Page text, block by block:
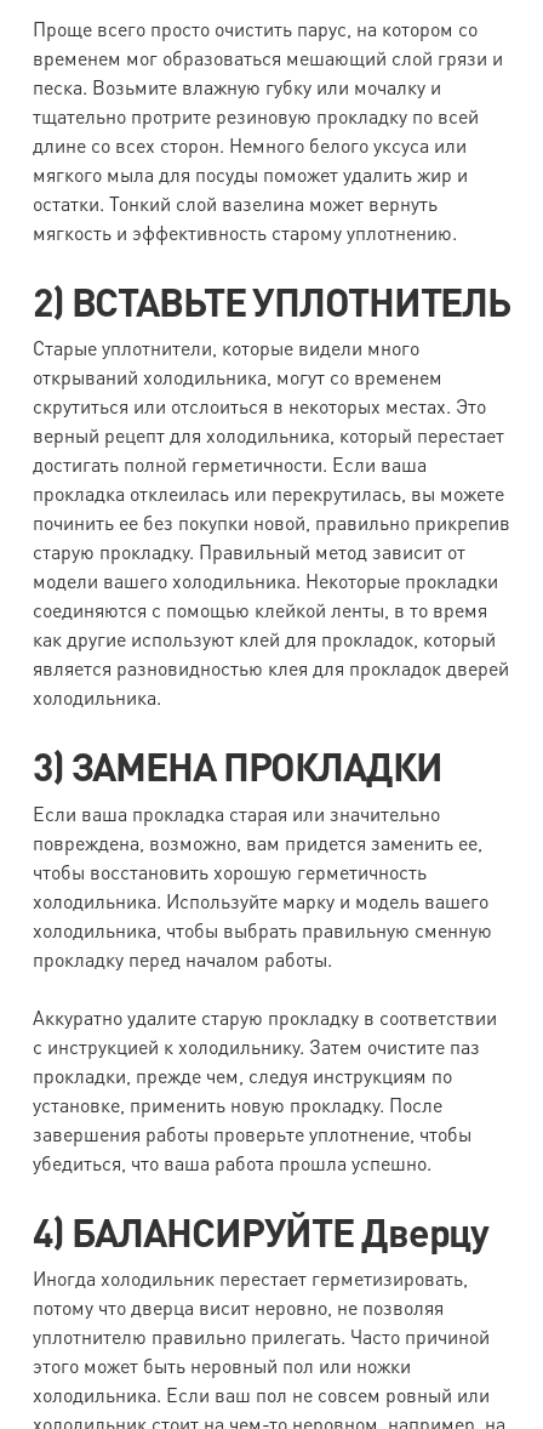
Проще всего просто очистить парус, на котором со
временем мог образоваться мешающий слой грязи и
песка. Возьмите влажную губку или мочалку и
тщательно протрите резиновую прокладку по всей
длине со всех сторон. Немного белого уксуса или
мягкого мыла для посуды поможет удалить жир и
остатки. Тонкий слой вазелина может вернуть
мягкость и эффективность старому уплотнению.
2) ВСТАВЬТЕ УПЛОТНИТЕЛЬ
Старые уплотнители, которые видели много
открываний холодильника, могут со временем
скрутиться или отслоиться в некоторых местах. Это
верный рецепт для холодильника, который перестает
достигать полной герметичности. Если ваша
прокладка отклеилась или перекрутилась, вы можете
починить ее без покупки новой, правильно прикрепив
старую прокладку. Правильный метод зависит от
модели вашего холодильника. Некоторые прокладки
соединяются с помощью клейкой ленты, в то время
как другие используют клей для прокладок, который
является разновидностью клея для прокладок дверей
холодильника.
3) ЗАМЕНА ПРОКЛАДКИ
Если ваша прокладка старая или значительно
повреждена, возможно, вам придется заменить ее,
чтобы восстановить хорошую герметичность
холодильника. Используйте марку и модель вашего
холодильника, чтобы выбрать правильную сменную
прокладку перед началом работы.
Аккуратно удалите старую прокладку в соответствии
с инструкцией к холодильнику. Затем очистите паз
прокладки, прежде чем, следуя инструкциям по
установке, применить новую прокладку. После
завершения работы проверьте уплотнение, чтобы
убедиться, что ваша работа прошла успешно.
4) БАЛАНСИРУЙТЕ Дверцу
Иногда холодильник перестает герметизировать,
потому что дверца висит неровно, не позволяя
уплотнителю правильно прилегать. Часто причиной
этого может быть неровный пол или ножки
холодильника. Если ваш пол не совсем ровный или
холодильник стоит на чем-то неровном, например, на